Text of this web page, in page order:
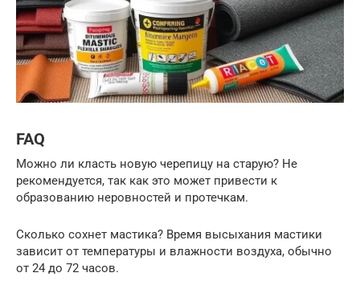
FAQ
Можно ли класть новую черепицу на старую? Не
рекомендуется, так как это может привести к
образованию неровностей и протечкам.
Сколько сохнет мастика? Время высыхания мастики
зависит от температуры и влажности воздуха, обычно
от 24 до 72 часов.